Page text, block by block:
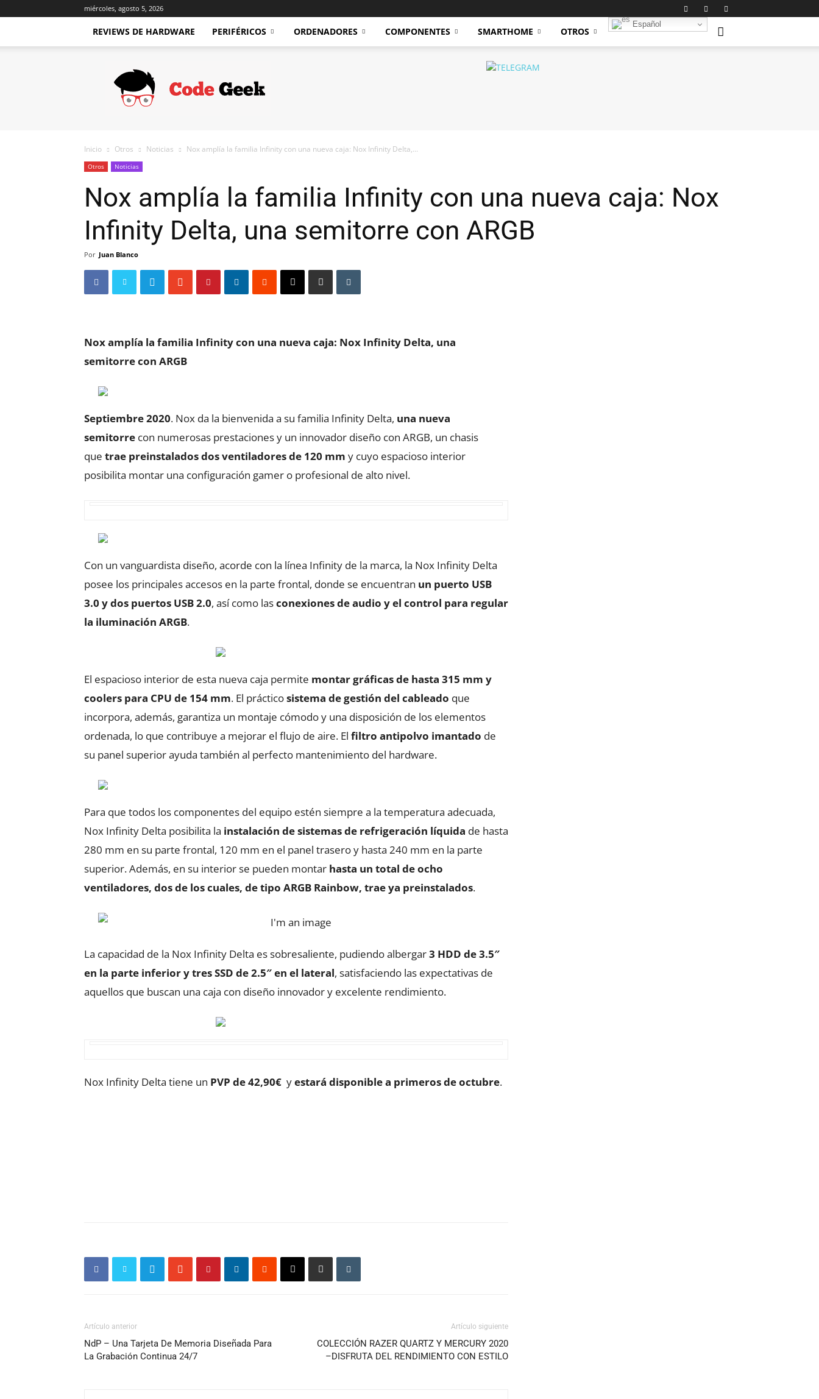
miércoles, agosto 5, 2026
REVIEWS DE HARDWARE PERIFÉRICOS ORDENADORES COMPONENTES SMARTHOME OTROS
Español
Code
Geek
Inicio Otros Noticias Nox amplía la familia Infinity con una nueva caja: Nox Infinity Delta,...
Otros Noticias
Nox amplía la familia Infinity con una nueva caja: Nox
Infinity Delta, una semitorre con ARGB
Por Juan Blanco
Nox amplía la familia Infinity con una nueva caja: Nox Infinity Delta, una
semitorre con ARGB
Septiembre 2020. Nox da la bienvenida a su familia Infinity Delta, una nueva
semitorre con numerosas prestaciones y un innovador diseño con ARGB, un chasis
que trae preinstalados dos ventiladores de 120 mm y cuyo espacioso interior
posibilita montar una configuración gamer o profesional de alto nivel.
Con un vanguardista diseño, acorde con la línea Infinity de la marca, la Nox Infinity Delta
posee los principales accesos en la parte frontal, donde se encuentran un puerto USB
3.0 y dos puertos USB 2.0, así como lasconexiones de audio y el control para regular
la iluminación ARGB.
El espacioso interior de esta nueva caja permite montar gráficas de hasta 315 mm y
coolers para CPU de 154 mm. El prácticosistema de gestión del cableado que
incorpora, además, garantiza un montaje cómodo y una disposición de los elementos
ordenada, lo que contribuye a mejorar el flujo de aire. El filtro antipolvo imantado de
su panel superior ayuda también al perfecto mantenimiento del hardware.
Para que todos los componentes del equipo estén siempre a la temperatura adecuada,
Nox Infinity Delta posibilita la instalación de sistemas de refrigeración líquida de hasta
280 mm en su parte frontal, 120 mm en el panel trasero y hasta 240 mm en la parte
superior. Además, en su interior se pueden montar hasta un total de ocho
ventiladores, dos de los cuales, de tipo ARGB Rainbow, trae ya preinstalados.
La capacidad de la Nox Infinity Delta es sobresaliente, pudiendo albergar3 HDD de 3.5″
en la parte inferior y tres SSD de 2.5″ en el lateral, satisfaciendo las expectativas de
aquellos que buscan una caja con diseño innovador y excelente rendimiento.
Nox Infinity Delta tiene un PVP de 42,90€ yestará disponible a primeros de octubre.
Artículo anterior
NdP – Una Tarjeta De Memoria Diseñada Para
La Grabación Continua 24/7
Artículo siguiente
COLECCIÓN RAZER QUARTZ Y MERCURY 2020
–DISFRUTA DEL RENDIMIENTO CON ESTILO